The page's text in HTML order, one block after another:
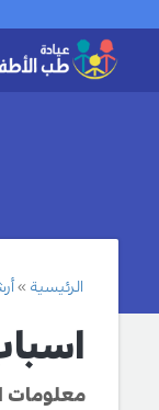
الرئيسية
معلومات